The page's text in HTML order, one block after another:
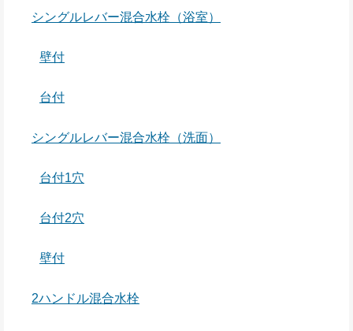
シングルレバー混合水栓（浴室）
壁付
台付
シングルレバー混合水栓（洗面）
台付1穴
台付2穴
壁付
2ハンドル混合水栓